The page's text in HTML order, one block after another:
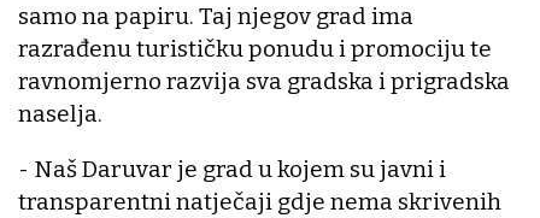
samo na papiru. Taj njegov grad ima
razrađenu turističku ponudu i promociju te
ravnomjerno razvija sva gradska i prigradska
naselja.
- Naš Daruvar je grad u kojem su javni i
transparentni natječaji gdje nema skrivenih